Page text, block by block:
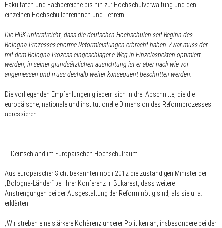
Fakultäten und Fachbereiche bis hin zur Hochschulverwaltung und den
einzelnen Hochschullehrerinnen und -lehrern.
Die HRK unterstreicht, dass die deutschen Hochschulen seit Beginn des
Bologna-Prozesses enorme Reformleistungen erbracht haben. Zwar muss der
mit dem Bologna-Prozess eingeschlagene Weg in Einzelaspekten optimiert
werden, in seiner grundsätzlichen ausrichtung ist er aber nach wie vor
angemessen und muss deshalb weiter konsequent beschritten werden.
Die vorliegenden Empfehlungen gliedern sich in drei Abschnitte, die die
europäische, nationale und institutionelle Dimension des Reformprozesses
adressieren.
I. Deutschland im Europäischen Hochschulraum
Aus europäischer Sicht bekannten noch 2012 die zuständigen Minister der
„Bologna-Länder“ bei ihrer Konferenz in Bukarest, dass weitere
Anstrengungen bei der Ausgestaltung der Reform nötig sind, als sie u. a.
erklärten:
„Wir streben eine stärkere Kohärenz unserer Politiken an, insbesondere bei der